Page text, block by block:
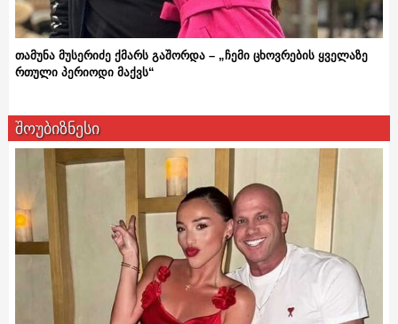
თამუნა მუსერიძე ქმარს გაშორდა – „ჩემი ცხოვრების ყველაზე
რთული პერიოდი მაქვს“
შოუბიზნესი